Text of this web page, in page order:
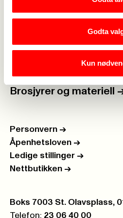
Godta
Kun
->
Om Fagforbundet ->
Rettigheter i
Brosjyrer og materiell -
Personvern ->
Åpenhetsloven ->
Ledige stillinger ->
Nettbutikken ->
Postboks:
Boks 7003 St. Olavsplass,
Telefon: 23 06 40 00